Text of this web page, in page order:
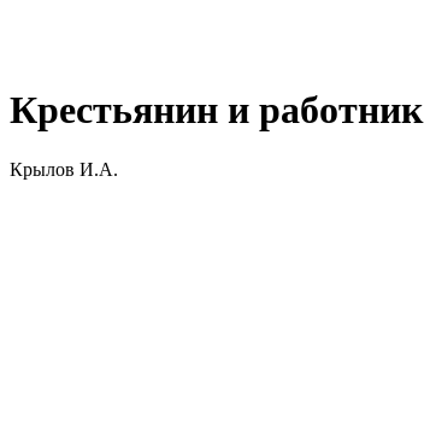
Крестьянин и работник
Крылов И.А.